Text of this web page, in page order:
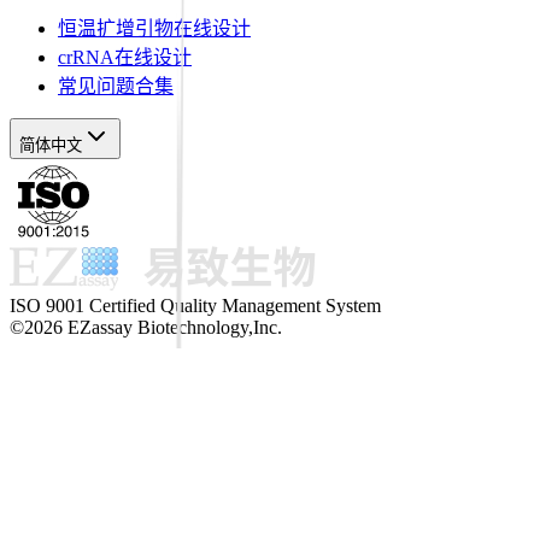
恒温扩增引物在线设计
crRNA在线设计
常见问题合集
简体中文
ISO 9001 Certified Quality Management System
©2026 EZassay Biotechnology,Inc.